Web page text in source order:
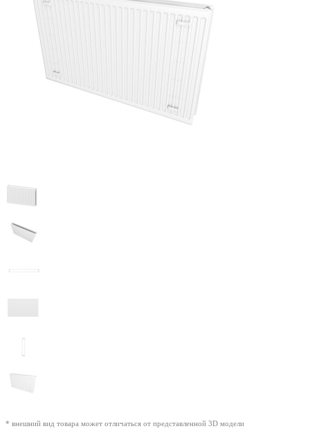
* внешний вид товара может отличаться от представленной 3D модели